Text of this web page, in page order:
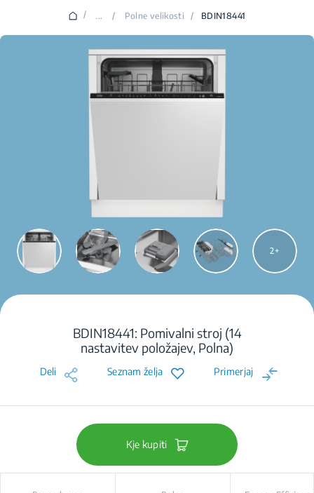
/ ... / Polne velikosti / BDIN18441
2
BDIN18441: Pomivalni stroj (14
nastavitev položajev, Polna)
Deli Seznam želja Primerjaj
Kje kupiti